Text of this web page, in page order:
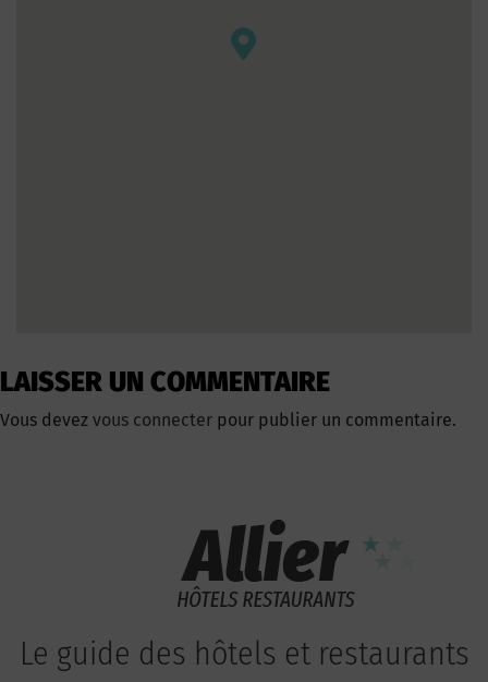
LAISSER UN COMMENTAIRE
Vous devez vous connecter pour publier un commentaire.
Le guide des hôtels et restaurants